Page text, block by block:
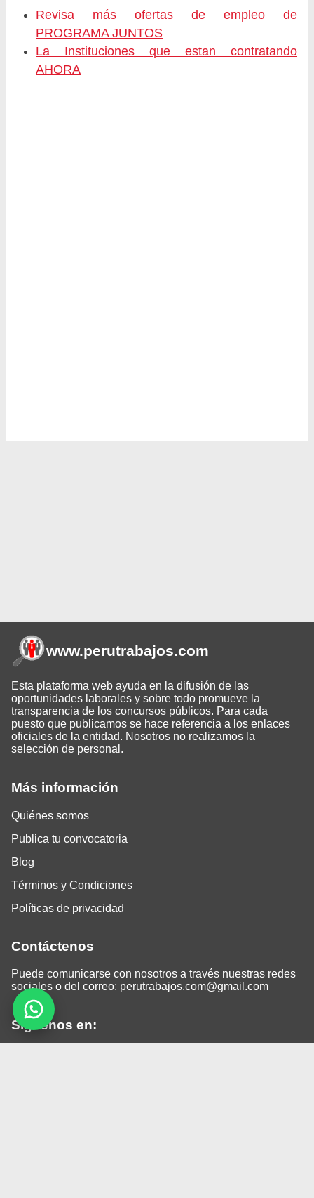
Revisa más ofertas de empleo de
PROGRAMA JUNTOS
La Instituciones que estan contratando
AHORA
Más información
Quiénes somos
Publica tu convocatoria
Blog
Términos y Condiciones
Políticas de privacidad
Contáctenos
Puede comunicarse con nosotros a través nuestras redes
sociales o del correo: perutrabajos.com@gmail.com
Siguenos en:
www.perutrabajos.com
Esta plataforma web ayuda en la difusión de las
oportunidades laborales y sobre todo promueve la
transparencia de los concursos públicos. Para cada
puesto que publicamos se hace referencia a los enlaces
oficiales de la entidad. Nosotros no realizamos la
selección de personal.